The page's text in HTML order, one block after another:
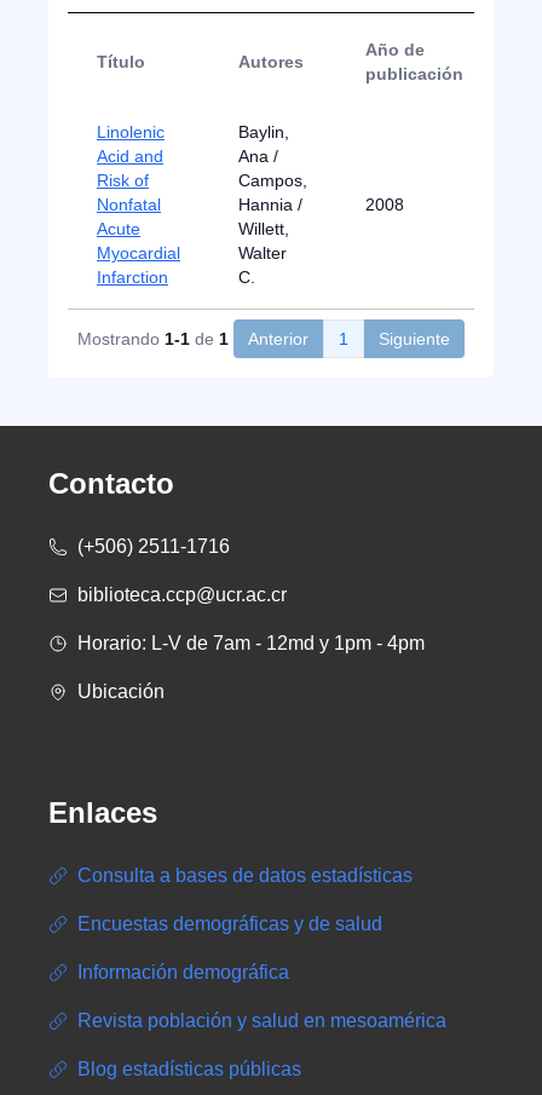
Título Autores
Año de
publicación
Linolenic
Acid and
Risk of
Nonfatal
Acute
Myocardial
Infarction
Baylin,
Ana /
Campos,
Hannia /
Willett,
Walter
C.
2008
Mostrando 1-1 de 1 Anterior 1 Siguiente
Contacto
(+506) 2511-1716
biblioteca.ccp@ucr.ac.cr
Horario: L-V de 7am - 12md y 1pm - 4pm
Ubicación
Enlaces
Consulta a bases de datos estadísticas
Encuestas demográficas y de salud
Información demográfica
Revista población y salud en mesoamérica
Blog estadísticas públicas